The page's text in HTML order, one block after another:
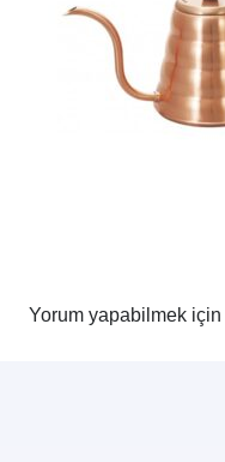
Yorum yapabilmek için